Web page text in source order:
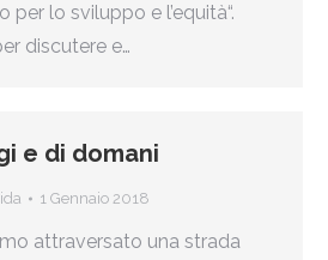
lo sviluppo e l’equità“.
discutere e…
e di domani
1 Gennaio 2018
attraversato una strada